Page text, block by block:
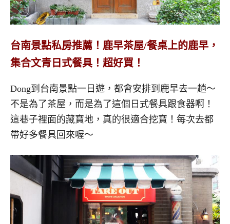
台南景點私房推薦！鹿早茶屋/餐桌上的鹿早，
集合文青日式餐具！超好買！
Dong到台南景點一日遊，都會安排到鹿早去一趟～
不是為了茶屋，而是為了這個日式餐具跟食器啊！
這巷子裡面的藏寶地，真的很適合挖寶！每次去都
帶好多餐具回來喔～